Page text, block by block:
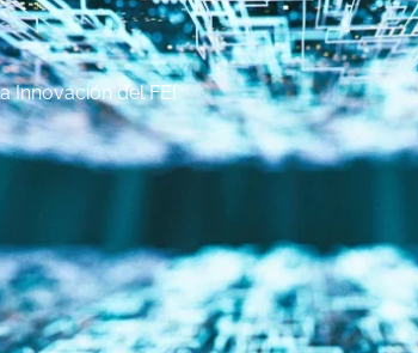
Innovación del FEI